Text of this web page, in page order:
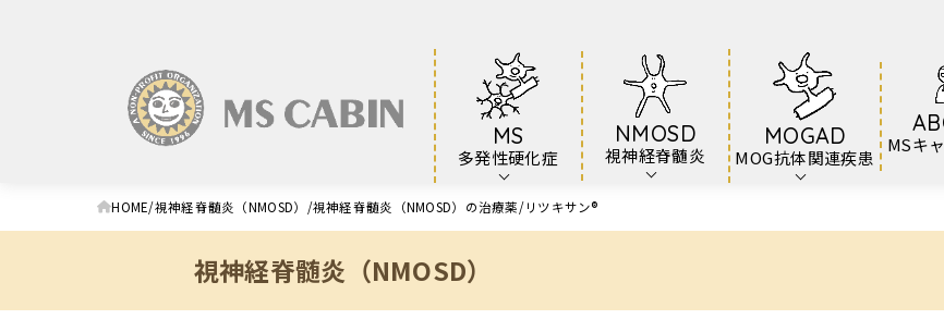
MS
多発性硬化症
NMOSD
視神経脊髄炎
MOGAD
MOG抗体関連疾患
MSキ
HOME 視神経脊髄炎（NMOSD） 視神経脊髄炎（NMOSD）の治療薬 リツキサン®
視神経脊髄炎（NMOSD）